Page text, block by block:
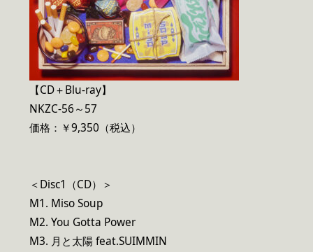
【CD＋Blu-ray】
NKZC-56～57
価格：￥9,350（税込）
＜Disc1（CD）＞
M1. Miso Soup
M2. You Gotta Power
M3. 月と太陽 feat.SUIMMIN